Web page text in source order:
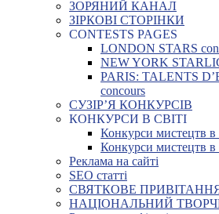
ЗОРЯНИЙ КАНАЛ
ЗІРКОВІ СТОРІНКИ
CONTESTS PAGES
LONDON STARS
NEW YORK
PARIS: TALENTS
concours
СУЗІР’Я КОНКУРСІВ
КОНКУРСИ В СВІТІ
Конкурси мистецтв в
Конкурси мистецтв в
Реклама на сайті
SEO статті
СВЯТКОВЕ
НАЦІОНАЛЬНИЙ